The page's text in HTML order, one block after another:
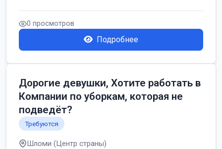
0 просмотров
Подробнее
Дорогие девушки, Хотите работать в
Компании по уборкам, которая не
подведёт?
Требуются
Шломи (Центр страны)